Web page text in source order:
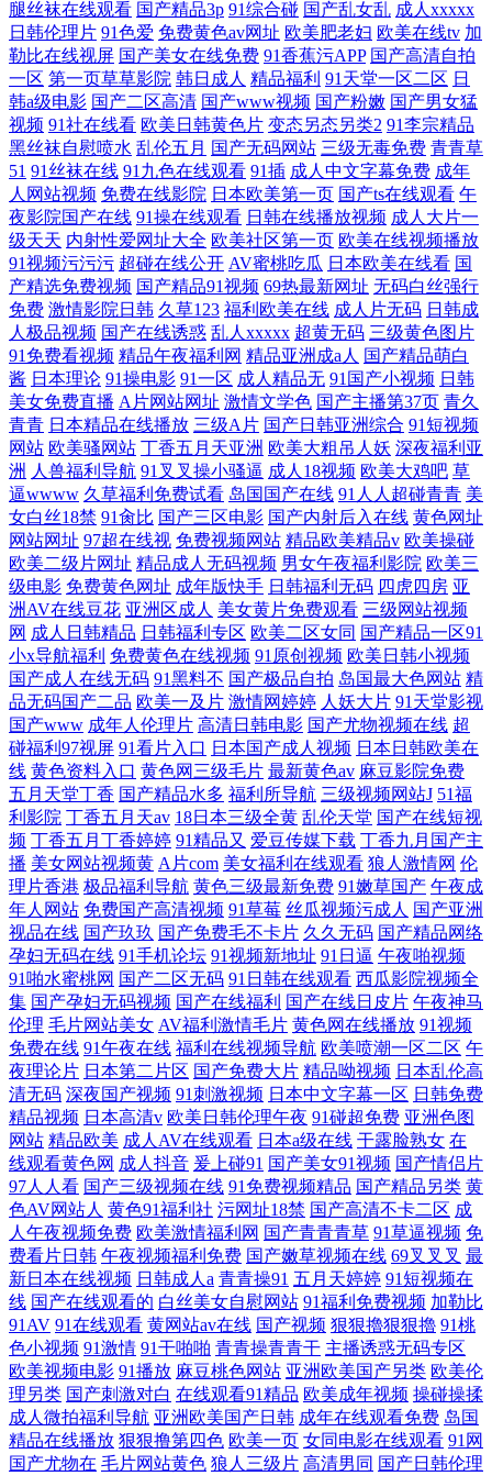
腿丝袜在线观看 国产精品3p 91综合碰 国产乱女乱 成人xxxxx
日韩伦理片 91色爱 免费黄色av网址 欧美肥老妇 欧美在线tv 加
勒比在线视屏 国产美女在线免费 91香蕉污APP 国产高清自拍
一区 第一页草草影院 韩日成人 精品福利 91天堂一区二区 日
韩a级电影 国产二区高清 国产www视频 国产粉嫩 国产男女猛
视频 91社在线看 欧美日韩黄色片 变态另态另类2 91李宗精品
黑丝袜自慰喷水 乱伦五月 国产无码网站 三级无毒免费 青青草
51 91丝袜在线 91九色在线观看 91插 成人中文字幕免费 成年
人网站视频 免费在线影院 日本欧美第一页 国产ts在线观看 午
夜影院国产在线 91操在线观看 日韩在线播放视频 成人大片一
级天天 内射性爱网址大全 欧美社区第一页 欧美在线视频播放
91视频污污污 超碰在线公开 AV蜜桃吃瓜 日本欧美在线看 国
产精选免费视频 国产精品91视频 69热最新网址 无码白丝强行
免费 激情影院日韩 久草123 福利欧美在线 成人片无码 日韩成
人极品视频 国产在线诱惑 乱人xxxxx 超黄无码 三级黄色图片
91免费看视频 精品午夜福利网 精品亚洲成a人 国产精品萌白
酱 日本理论 91操电影 91一区 成人精品无 91国产小视频 日韩
美女免费直播 A片网站网址 激情文学色 国产主播第37页 青久
青青 日本精品在线播放 三级A片 国产日韩亚洲综合 91短视频
网站 欧美骚网站 丁香五月天亚洲 欧美大粗吊人妖 深夜福利亚
洲 人兽福利导航 91叉叉操小骚逼 成人18视频 欧美大鸡吧 草
逼wwww 久草福利免费试看 岛国国产在线 91人人超碰青青 美
女白丝18禁 91肏比 国产三区电影 国产内射后入在线 黄色网址
网站网址 97超在线视 免费视频网站 精品欧美精品v 欧美操碰
欧美二级片网址 精品成人无码视频 男女午夜福利影院 欧美三
级电影 免费黄色网址 成年版快手 日韩福利无码 四虎四房 亚
洲AV在线豆花 亚洲区成人 美女黄片免费观看 三级网站视频
网 成人日韩精品 日韩福利专区 欧美二区女同 国产精品一区91
小x导航福利 免费黄色在线视频 91原创视频 欧美日韩小视频
国产成人在线无码 91黑料不 国产极品自拍 岛国最大色网站 精
品无码国产二品 欧美一及片 激情网婷婷 人妖大片 91天堂影视
国产www 成年人伦理片 高清日韩电影 国产尤物视频在线 超
碰福利97视屏 91看片入口 日本国产成人视频 日本日韩欧美在
线 黄色资料入口 黄色网三级毛片 最新黄色av 麻豆影院免费
五月天堂丁香 国产精品水多 福利所导航 三级视频网站J 51福
利影院 丁香五月天av 18日本三级全黄 乱伦天堂 国产在线短视
频 丁香五月丁香婷婷 91精品又 爱豆传媒下载 丁香九月国产主
播 美女网站视频黄 A片com 美女福利在线观看 狼人激情网 伦
理片香港 极品福利导航 黄色三级最新免费 91嫩草国产 午夜成
年人网站 免费国产高清视频 91草莓 丝瓜视频污成人 国产亚洲
视品在线 国产玖玖 国产免费毛不卡片 久久无码 国产精品网络
孕妇无码在线 91手机论坛 91视频新地址 91日逼 午夜啪视频
91啪水蜜桃网 国产二区无码 91日韩在线观看 西瓜影院视频全
集 国产孕妇无码视频 国产在线福利 国产在线日皮片 午夜神马
伦理 毛片网站美女 AV福利激情毛片 黄色网在线播放 91视频
免费在线 91午夜在线 福利在线视频导航 欧美喷潮一区二区 午
夜理论片 日本第二片区 国产免费大片 精品呦视频 日本乱伦高
清无码 深夜国产视频 91刺激视频 日本中文字幕一区 日韩免费
精品视频 日本高清v 欧美日韩伦理午夜 91碰超免费 亚洲色图
网站 精品欧美 成人AV在线观看 日本a级在线 干露脸熟女 在
线观看黄色网 成人抖音 爰上碰91 国产美女91视频 国产情侣片
97人人看 国产三级视频在线 91免费视频精品 国产精品另类 黄
色AV网站人 黄色91福利社 污网址18禁 国产高清不卡二区 成
人午夜视频免费 欧美激情福利网 国产青青青草 91草逼视频 免
费看片日韩 午夜视频福利免费 国产嫩草视频在线 69叉叉叉 最
新日本在线视频 日韩成人a 青青操91 五月天婷婷 91短视频在
线 国产在线观看的 白丝美女自慰网站 91福利免费视频 加勒比
91AV 91在线观看 黄网站av在线 国产视频 狠狠擼狠狠擼 91桃
色小视频 91激情 91干啪啪 青青操青青干 主播诱惑无码专区
欧美视频电影 91播放 麻豆桃色网站 亚洲欧美国产另类 欧美伦
理另类 国产刺激对白 在线观看91精品 欧美成年视频 操碰操揉
成人微拍福利导航 亚洲欧美国产日韩 成年在线观看免费 岛国
精品在线播放 狠狠撸第四色 欧美一页 女同电影在线观看 91网
国产尤物在 毛片网站黄色 狼人三级片 高清男同 国产日韩伦理